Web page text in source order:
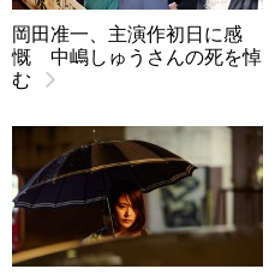
岡田准一、主演作初日に感
慨 中嶋しゅうさんの死を悼
む